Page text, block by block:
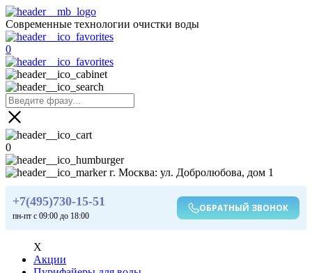
Современные технологии очистки воды
0
0
г. Москва: ул. Добролюбова, дом 1
+7(495)730-15-51
пн-пт с 09:00 до 18:00
ОБРАТНЫЙ ЗВОНОК
X
Акции